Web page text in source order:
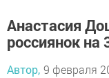
Анастасия
россиянок на
Автор, 9 февраля